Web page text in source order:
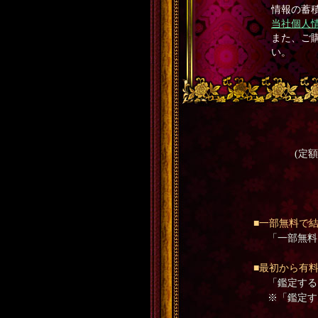
情報の蓄
当社個人
また、ご
い。
(定
■一部無料で
「一部無
■最初から有
「鑑定す
※「鑑定す